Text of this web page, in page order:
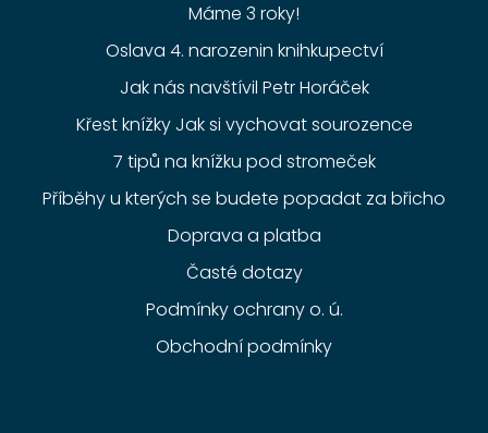
Máme 3 roky!
Oslava 4. narozenin knihkupectví
Jak nás navštívil Petr Horáček
Křest knížky Jak si vychovat sourozence
7 tipů na knížku pod stromeček
Příběhy u kterých se budete popadat za břicho
Doprava a platba
Časté dotazy
Podmínky ochrany o. ú.
Obchodní podmínky